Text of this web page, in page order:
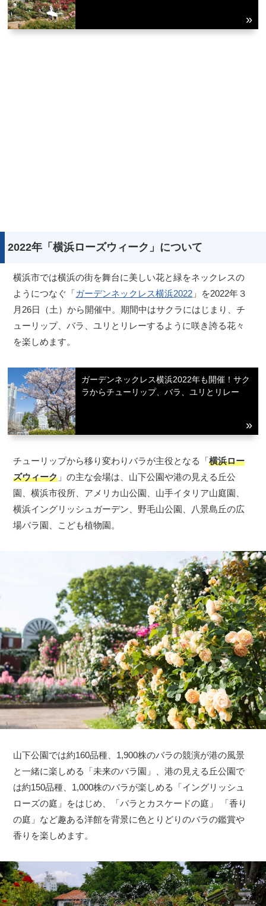
2022年「横浜ローズウィーク」について
横浜市では横浜の街を舞台に美しい花と緑をネックレスの
ようにつなぐ「ガーデンネックレス横浜2022 」を2022年３
月26日（土）から開催中。期間中はサクラにはじまり、チ
ューリップ、バラ、ユリとリレーするように咲き誇る花々
を楽しめます。
ガーデンネックレス横浜2022年も開催！サク
ラからチューリップ、バラ、ユリとリレー
チューリップから移り変わりバラが主役となる「横浜ロー
ズウィーク 」の主な会場は、山下公園や港の見える丘公
園、横浜市役所、アメリカ山公園、山手イタリア山庭園、
横浜イングリッシュガーデン、野毛山公園、八景島丘の広
場バラ園、こども植物園。
山下公園では約160品種、1,900株のバラの競演が港の風景
と一緒に楽しめる「未来のバラ園」、港の見える丘公園で
は約150品種、1,000株のバラが楽しめる「イングリッシュ
ローズの庭」をはじめ、「バラとカスケードの庭」 「香り
の庭」など趣ある洋館を背景に色とりどりのバラの鑑賞や
香りを楽しめます。